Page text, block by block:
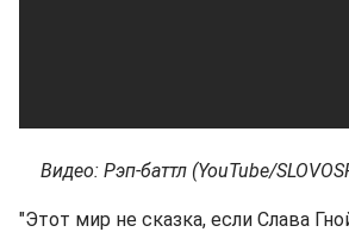
Видео: Рэп-баттл (YouTube/
"Этот мир не сказка, если Слава